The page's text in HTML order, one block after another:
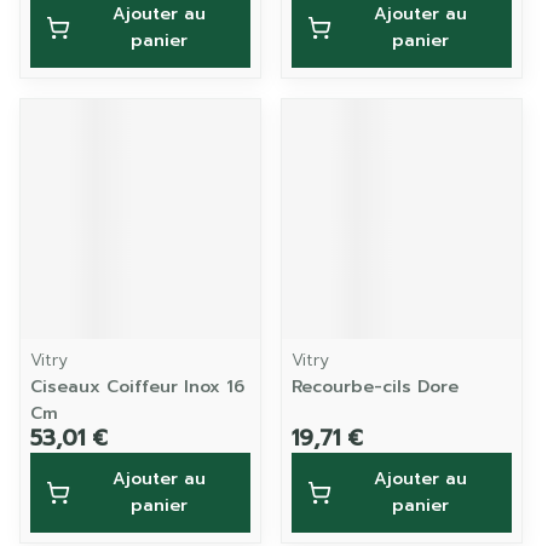
Ajouter au
panier
Ajouter au
panier
Vitry
Ciseaux Coiffeur Inox 16
Cm
53,01 €
Ajouter au
panier
Vitry
Recourbe-cils Dore
19,71 €
Ajouter au
panier